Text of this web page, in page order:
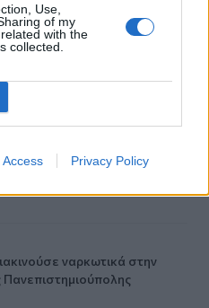
Use,
of my
with the
collected.
Access Privacy Policy
στη Μικρή Βίγλα της Νάξου
στο νοσοκομείο
ναρκωτικά στην
Πανεπιστημιούπολης